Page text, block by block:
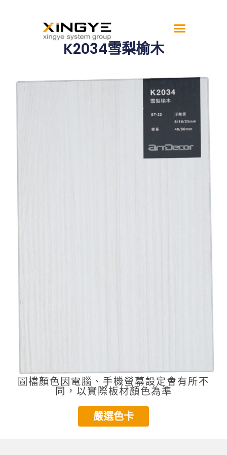
K2034雪梨榆木
圖檔顏色因電腦、手機螢幕設定會有所不
同，以實際板材顏色為準
嚴選色卡